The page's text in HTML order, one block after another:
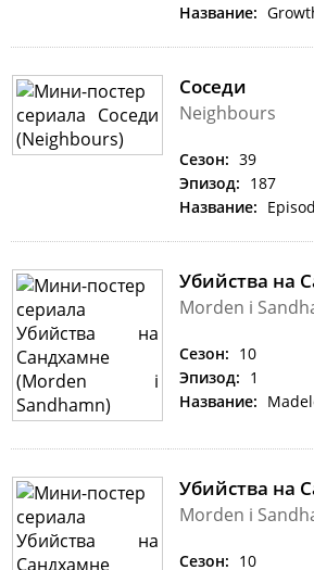
Название:
Соседи
Neighbours
Сезон: 39
Эпизод: 187
Название:
Убийства на
Morden i
Сезон: 10
Эпизод: 1
Название:
Убийства на
Morden i
Сезон: 10